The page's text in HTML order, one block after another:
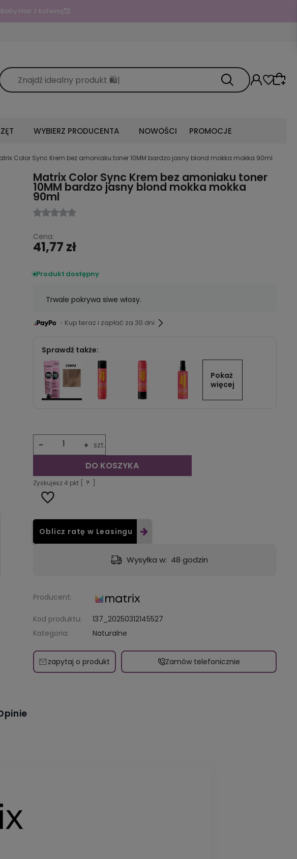
Hair z kofeiną🥰
WYBIERZ PRODUCENTA NOWOŚCI PROMOCJE
Color Sync Krem bez amoniaku toner 10MM bardzo jasny blond mokka mokka 90ml
Matrix Color Sync Krem bez amoniaku toner
10MM bardzo jasny blond mokka mokka
90ml
Cena:
41,77 zł
Produkt dostępny
Trwale pokrywa siwe włosy.
・Kup teraz i zapłać za 30 dni
Sprawdź także:
Pokaż
więcej
+
- szt.
DO KOSZYKA
Zyskujesz4 pkt [ ?
Oblicz ratę w Leasingu
Wysyłka w: 48 godzin
Producent:
Kod produktu:
137_20250312145527
Kategoria:
Naturalne
zapytaj o produkt Zamów telefonicznie